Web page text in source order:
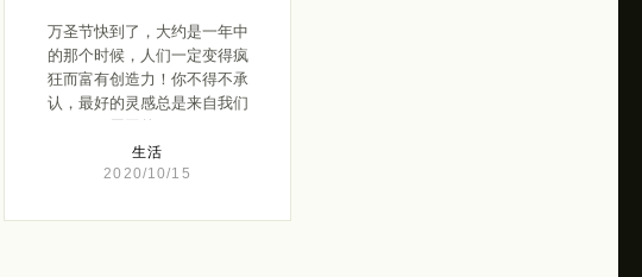
万圣节快到了，大约是一年中
的那个时候，人们一定变得疯
狂而富有创造力！你不得不承
认，最好的灵感总是来自我们
生活
2020/10/15